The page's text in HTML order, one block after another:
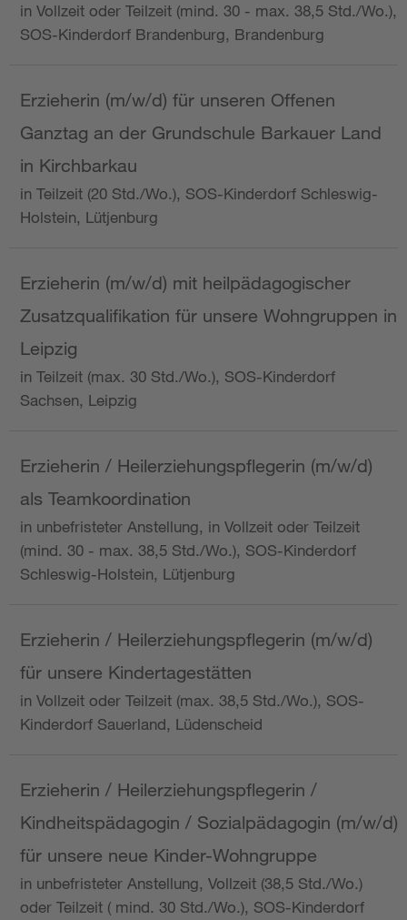
in Vollzeit oder Teilzeit (mind. 30 - max. 38,5 Std./Wo.),
SOS-Kinderdorf Brandenburg, Brandenburg
Erzieherin (m/w/d) für unseren Offenen
Ganztag an der Grundschule Barkauer Land
in Kirchbarkau
in Teilzeit (20 Std./Wo.), SOS-Kinderdorf Schleswig-
Holstein, Lütjenburg
Erzieherin (m/w/d) mit heilpädagogischer
Zusatzqualifikation für unsere Wohngruppen in
Leipzig
in Teilzeit (max. 30 Std./Wo.), SOS-Kinderdorf
Sachsen, Leipzig
Erzieherin / Heilerziehungspflegerin (m/w/d)
als Teamkoordination
in unbefristeter Anstellung, in Vollzeit oder Teilzeit
(mind. 30 - max. 38,5 Std./Wo.), SOS-Kinderdorf
Schleswig-Holstein, Lütjenburg
Erzieherin / Heilerziehungspflegerin (m/w/d)
für unsere Kindertagestätten
in Vollzeit oder Teilzeit (max. 38,5 Std./Wo.), SOS-
Kinderdorf Sauerland, Lüdenscheid
Erzieherin / Heilerziehungspflegerin /
Kindheitspädagogin / Sozialpädagogin (m/w/d)
für unsere neue Kinder-Wohngruppe
in unbefristeter Anstellung, Vollzeit (38,5 Std./Wo.)
oder Teilzeit ( mind. 30 Std./Wo.), SOS-Kinderdorf